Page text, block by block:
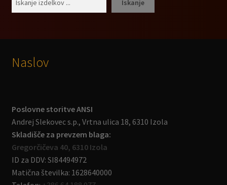
Iskanje
Naslov
Poslovne storitve ANSI
Andrej Slekovec s.p., Vrtna ulica 18, 6310 Izola
Skladišče za prevzem blaga:
Gregorčičeva 40, 6310 Izola
ID za DDV: SI84494972
Matična številka: 1628640000